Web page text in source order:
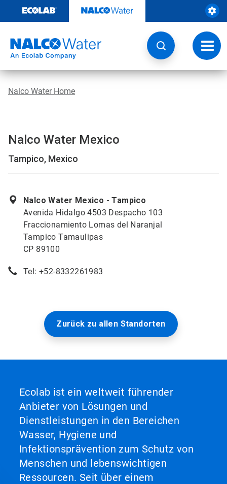
Inhalt
Nalco Water Home
Nalco Water Mexico
Tampico, Mexico
Nalco Water Mexico - Tampico
Avenida Hidalgo 4503 Despacho 103
Fraccionamiento Lomas del Naranjal
Tampico Tamaulipas
CP 89100
Tel: +52-8332261983
Zurück zu allen Standorten
Ecolab ist ein weltweit führender
Anbieter von Lösungen und
Dienstleistungen in den Bereichen
Wasser, Hygiene und
Infektionsprävention zum Schutz von
Menschen und lebenswichtigen
Ressourcen. Seit über einem